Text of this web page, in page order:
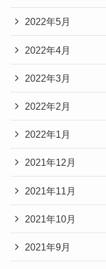
2022年5月
2022年4月
2022年3月
2022年2月
2022年1月
2021年12月
2021年11月
2021年10月
2021年9月